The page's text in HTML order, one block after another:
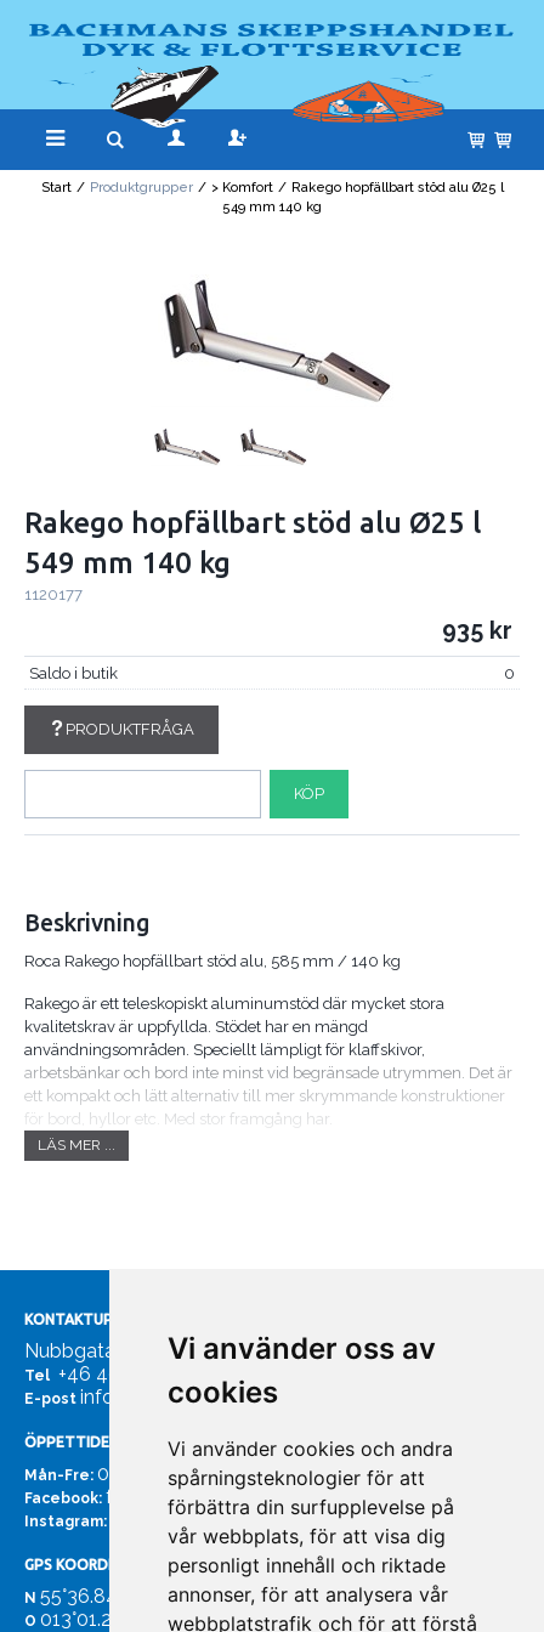
Vi använder oss av
cookies
Vi använder cookies och andra
spårningsteknologier för att
förbättra din surfupplevelse på
vår webbplats, för att visa dig
personligt innehåll och riktade
annonser, för att analysera vår
webbplatstrafik och för att förstå
Start / Produktgrupper / > Komfort / Rakego hopfällbart stöd alu Ø25 l
549 mm 140 kg
Rakego hopfällbart stöd alu Ø25 l
549 mm 140 kg
1120177
935
Saldo i butik 0
PRODUKTFRÅGA
KÖP
Beskrivning
Roca Rakego hopfällbart stöd alu, 585 mm / 140 kg
Rakego är ett teleskopiskt aluminumstöd där mycket stora
kvalitetskrav är uppfyllda. Stödet har en mängd
användningsområden. Speciellt lämpligt för klaffskivor,
arbetsbänkar och bord inte minst vid begränsade utrymmen. Det är
ett kompakt och lätt alternativ till mer skrymmande konstruktioner
för bord, hyllor etc. Med stor framgång har.
Rakego-stödet lanserats inom bl.a. fritidsbåtsektorn. Stödet kan
LÄS MER ...
KONTAKTUPPGIFTER
Nubbgatan 7, 211 24 Malmö
Tel +46 40185561
E-post info@bachmans.se
ÖPPETTIDER
Mån-Fre: 07:00 - 16:00
Facebook: facebook.com/bachmans.se
Instagram: instagram.com/bachmans.se
GPS KOORDINATER
N 55°36.847
O 013°01.255'